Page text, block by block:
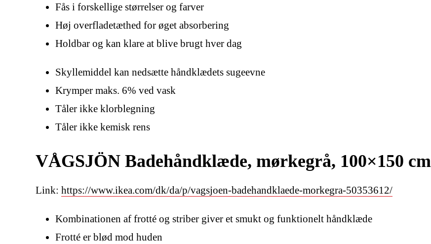
Fås i forskellige størrelser og farver
Høj overfladetæthed for øget absorbering
Holdbar og kan klare at blive brugt hver dag
Skyllemiddel kan nedsætte håndklædets sugeevne
Krymper maks. 6% ved vask
Tåler ikke klorblegning
Tåler ikke kemisk rens
VÅGSJÖN Badehåndklæde, mørkegrå, 100×150 cm
Link: https://www.ikea.com/dk/da/p/vagsjoen-badehandklaede-morkegra-50353612/
Kombinationen af frotté og striber giver et smukt og funktionelt håndklæde
Frotté er blød mod huden